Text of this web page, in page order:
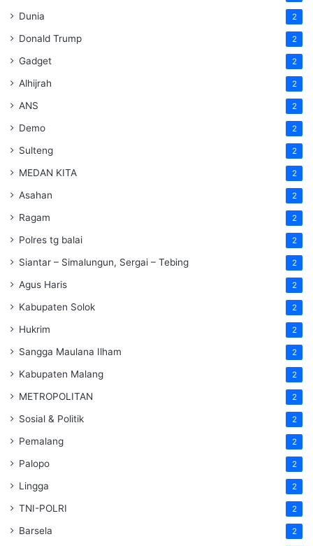
Dunia 2
Donald Trump 2
Gadget 2
Alhijrah 2
ANS 2
Demo 2
Sulteng 2
MEDAN KITA 2
Asahan 2
Ragam 2
Polres tg balai 2
Siantar – Simalungun, Sergai – Tebing 2
Agus Haris 2
Kabupaten Solok 2
Hukrim 2
Sangga Maulana Ilham 2
Kabupaten Malang 2
METROPOLITAN 2
Sosial & Politik 2
Pemalang 2
Palopo 2
Lingga 2
TNI-POLRI 2
Barsela 2